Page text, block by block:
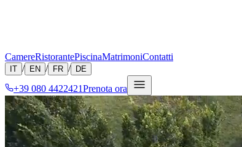
CamereRistorantePiscinaMatrimoniContatti
IT / EN / FR / DE
+39 080 4422421Prenota ora